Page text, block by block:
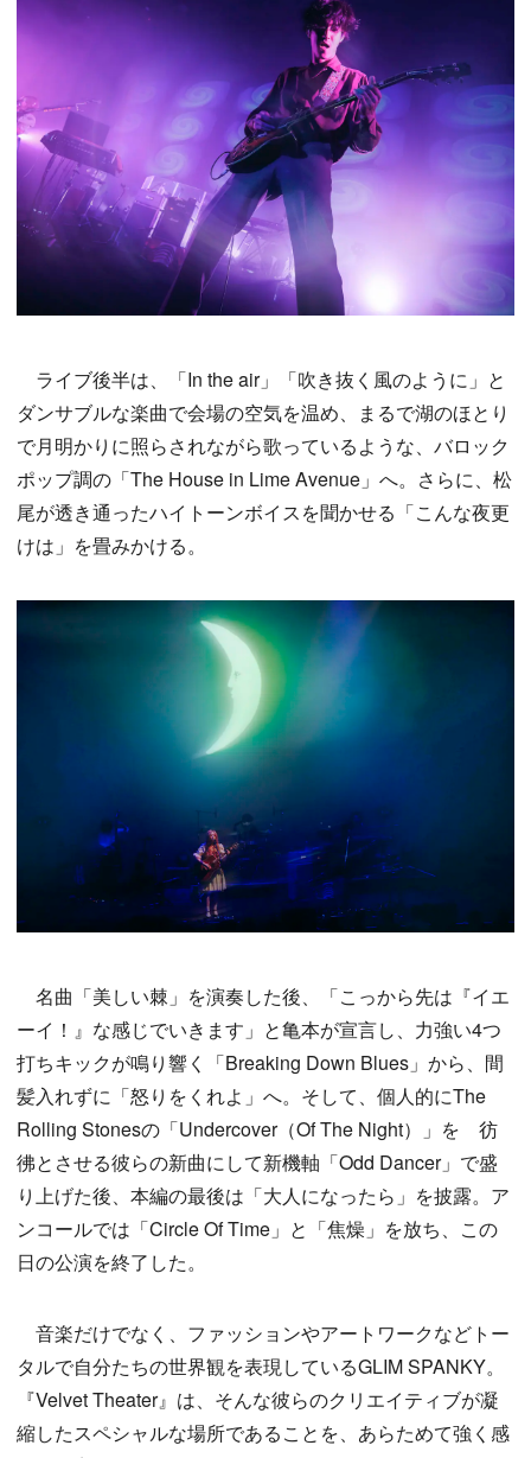
ライブ後半は、「In the air」「吹き抜く風のように」と
ダンサブルな楽曲で会場の空気を温め、まるで湖のほとり
で月明かりに照らされながら歌っているような、バロック
ポップ調の「The House in Lime Avenue」へ。さらに、松
尾が透き通ったハイトーンボイスを聞かせる「こんな夜更
けは」を畳みかける。
名曲「美しい棘」を演奏した後、「こっから先は『イエ
ーイ！』な感じでいきます」と亀本が宣言し、力強い4つ
打ちキックが鳴り響く「Breaking Down Blues」から、間
髪入れずに「怒りをくれよ」へ。そして、個人的にThe
Rolling Stonesの「Undercover（Of The Night）」を 彷
彿とさせる彼らの新曲にして新機軸「Odd Dancer」で盛
り上げた後、本編の最後は「大人になったら」を披露。ア
ンコールでは「Circle Of Time」と「焦燥」を放ち、この
日の公演を終了した。
音楽だけでなく、ファッションやアートワークなどトー
タルで自分たちの世界観を表現しているGLIM SPANKY。
『Velvet Theater』は、そんな彼らのクリエイティブが凝
縮したスペシャルな場所であることを、あらためて強く感